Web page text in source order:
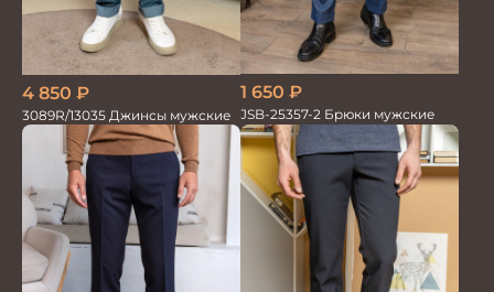
4 850 ₽
3089R/13035 Джинсы мужские
1 650 ₽
JSB-25357-2 Брюки мужские